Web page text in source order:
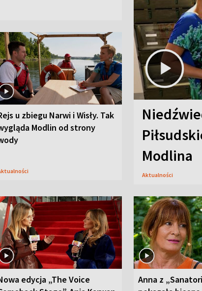
u zbiegu Narwi i Wisły. Tak
Modlin od strony
Aktualności
Modlina
Aktualności
edycja „The Voice
Anna z